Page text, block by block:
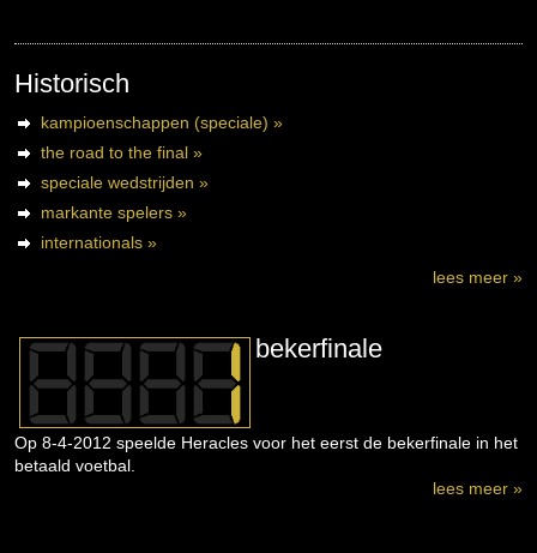
Historisch
kampioenschappen (speciale) »
the road to the final »
speciale wedstrijden »
markante spelers »
internationals »
lees meer »
bekerfinale
Op 8-4-2012 speelde Heracles voor het eerst de bekerfinale in het
betaald voetbal.
lees meer »